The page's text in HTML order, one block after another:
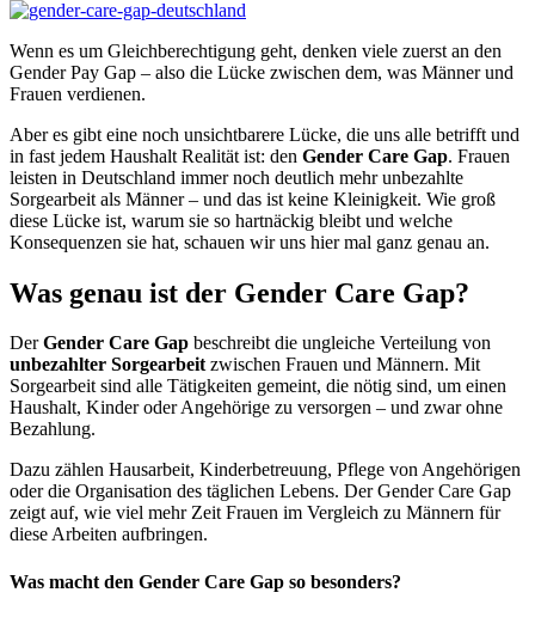
Wenn es um Gleichberechtigung geht, denken viele zuerst an den
Gender Pay Gap – also die Lücke zwischen dem, was Männer und
Frauen verdienen.
Aber es gibt eine noch unsichtbarere Lücke, die uns alle betrifft und
in fast jedem Haushalt Realität ist: den Gender Care Gap. Frauen
leisten in Deutschland immer noch deutlich mehr unbezahlte
Sorgearbeit als Männer – und das ist keine Kleinigkeit. Wie groß
diese Lücke ist, warum sie so hartnäckig bleibt und welche
Konsequenzen sie hat, schauen wir uns hier mal ganz genau an.
Was genau ist der Gender Care Gap?
DerGender Care Gap beschreibt die ungleiche Verteilung von
unbezahlter Sorgearbeitzwischen Frauen und Männern. Mit
Sorgearbeit sind alle Tätigkeiten gemeint, die nötig sind, um einen
Haushalt, Kinder oder Angehörige zu versorgen – und zwar ohne
Bezahlung.
Dazu zählen Hausarbeit, Kinderbetreuung, Pflege von Angehörigen
oder die Organisation des täglichen Lebens. Der Gender Care Gap
zeigt auf, wie viel mehr Zeit Frauen im Vergleich zu Männern für
diese Arbeiten aufbringen.
Was macht den Gender Care Gap so besonders?